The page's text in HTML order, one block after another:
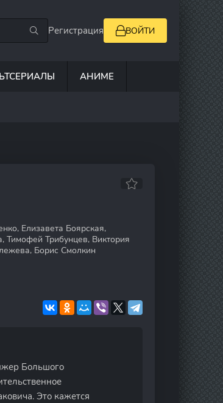
Регистрация ВОЙТИ
АНИМЕ
Елизавета Боярская,
Тимофей Трибунцев, Виктория
Борис Смолкин
Большого
Это кажется